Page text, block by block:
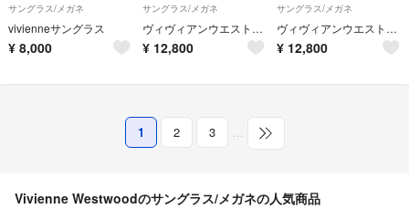
サングラス/メガネ
vivienneサングラス
¥ 8,000
サングラス/メガネ
ヴィヴィアンウエストウッド メガネ フレーム 40-0042-1
¥ 12,800
サングラス/メガネ
ヴィヴィアンウエストウッド メガネ フレーム 40-0038-1
¥ 12,800
1 2 3 …
Vivienne Westwoodのサングラス/メガネの人気商品